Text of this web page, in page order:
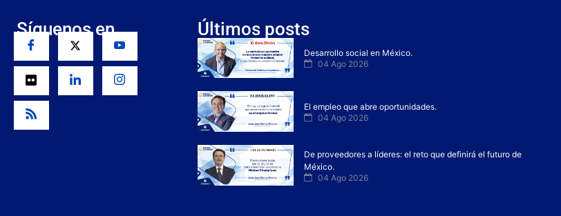
Síguenos en Últimos posts
Desarrollo social en México.
04 Ago 2026
El empleo que abre oportunidades.
04 Ago 2026
De proveedores a líderes: el reto que definirá el futuro de
México.
04 Ago 2026